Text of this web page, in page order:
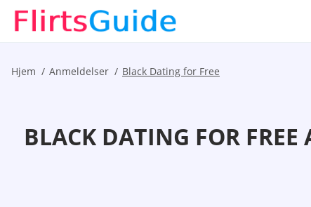
Hjem Anmeldelser Black Dating for Free
BLACK DATING FOR FREE